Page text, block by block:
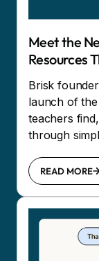
Meet the
Resources
Brisk
launch of
teachers
through
READ MORE